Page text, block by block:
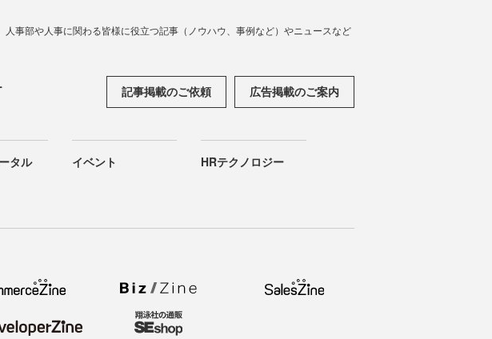
事部や人事に関わる皆様に役立つ記事（ノウハウ、事例など）やニュースなど
記事掲載のご依頼 広告掲載のご案内
タル イベント HRテクノロジー